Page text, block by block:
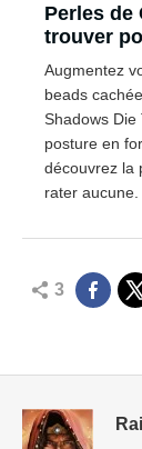
Perles de
trouver
Augmentez
beads
Shadows
posture en
découvrez la
rater aucune.
3